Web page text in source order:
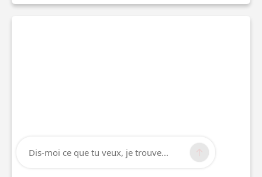
Dis-moi ce que tu veux, je trouve...